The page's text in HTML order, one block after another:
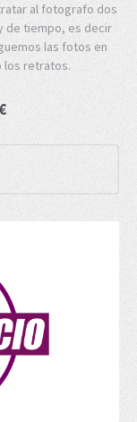
al fotografo dos
de tiempo, es decir
las fotos en
los retratos.